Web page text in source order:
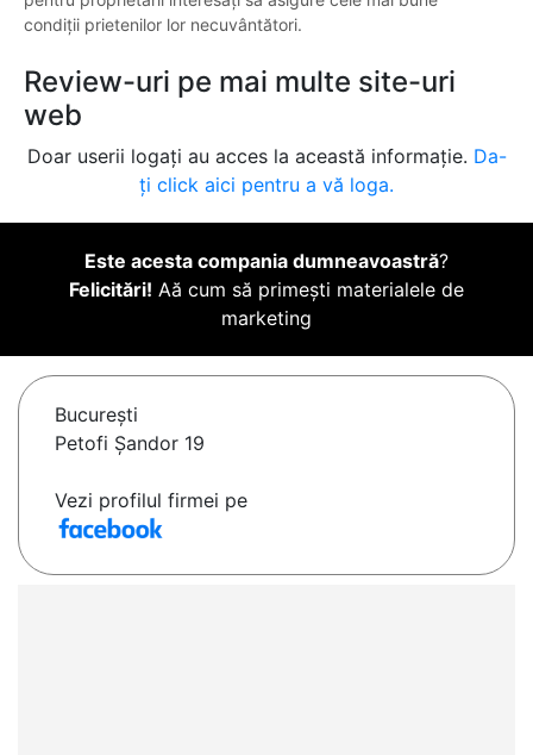
condiții prietenilor lor necuvântători.
Review-uri pe mai multe site-uri
web
Doar userii logați au acces la această informație. Da-
ți click aici pentru a vă loga.
Este acesta compania dumneavoastră?
Felicitări! Aă cum să primești materialele de
marketing
Bucureşti
Petofi Şandor 19
Vezi profilul firmei pe